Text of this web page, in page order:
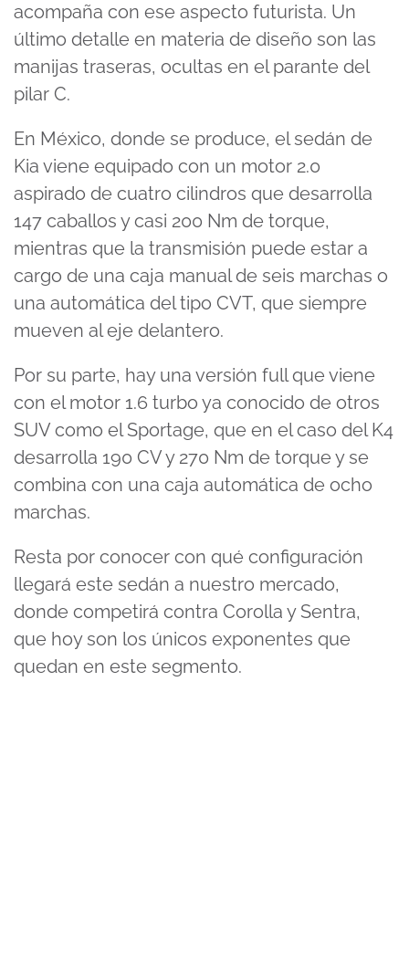
acompaña con ese aspecto futurista. Un
último detalle en materia de diseño son las
manijas traseras, ocultas en el parante del
pilar C.
En México, donde se produce, el sedán de
Kia viene equipado con un motor 2.0
aspirado de cuatro cilindros que desarrolla
147 caballos y casi 200 Nm de torque,
mientras que la transmisión puede estar a
cargo de una caja manual de seis marchas o
una automática del tipo CVT, que siempre
mueven al eje delantero.
Por su parte, hay una versión full que viene
con el motor 1.6 turbo ya conocido de otros
SUV como el Sportage, que en el caso del K4
desarrolla 190 CV y 270 Nm de torque y se
combina con una caja automática de ocho
marchas.
Resta por conocer con qué configuración
llegará este sedán a nuestro mercado,
donde competirá contra Corolla y Sentra,
que hoy son los únicos exponentes que
quedan en este segmento.